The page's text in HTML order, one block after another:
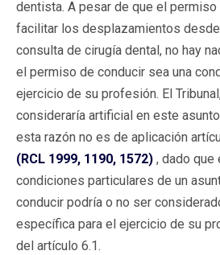
dentista. A pesar de que el
facilitar los desplazamientos
consulta de cirugía dental, no hay
el permiso de conducir sea una
ejercicio de su profesión. El
consideraría artificial en este
esta razón no es de aplicación
(RCL 1999, 1190, 1572) , dado que
condiciones particulares de un
conducir podría o no ser
específica para el ejercicio de su
del artículo 6.1.